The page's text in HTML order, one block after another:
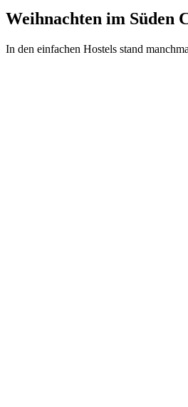
Weihnachten im Süden
In den einfachen Hostels stand